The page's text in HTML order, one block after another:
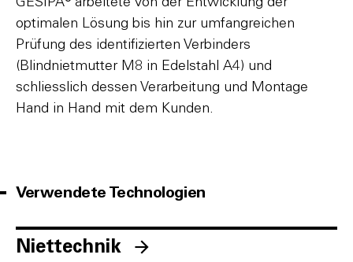
optimalen Lösung bis hin zur umfangreichen
Prüfung des identifizierten Verbinders
(Blindnietmutter M8 in Edelstahl A4) und
schliesslich dessen Verarbeitung und Montage
Hand in Hand mit dem Kunden.
Verwendete Technologien
Niettechnik